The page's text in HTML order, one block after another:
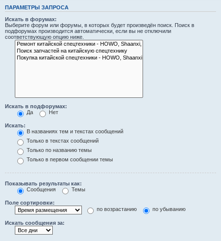
ПАРАМЕТРЫ ЗАПРОСА
Искать в форумах:
Выберите форум или форумы, в которых будет произведён поиск. Поиск в
подфорумах производится автоматически, если вы не отключили
соответствующую опцию ниже.
Искать в подфорумах:
Да
Нет
Искать:
В названиях тем и текстах сообщений
Только в текстах сообщений
Только по названию темы
Только в первом сообщении темы
Показывать результаты как:
Сообщения
Темы
Поле сортировки:
по возрастанию
по убыванию
Искать сообщения за: